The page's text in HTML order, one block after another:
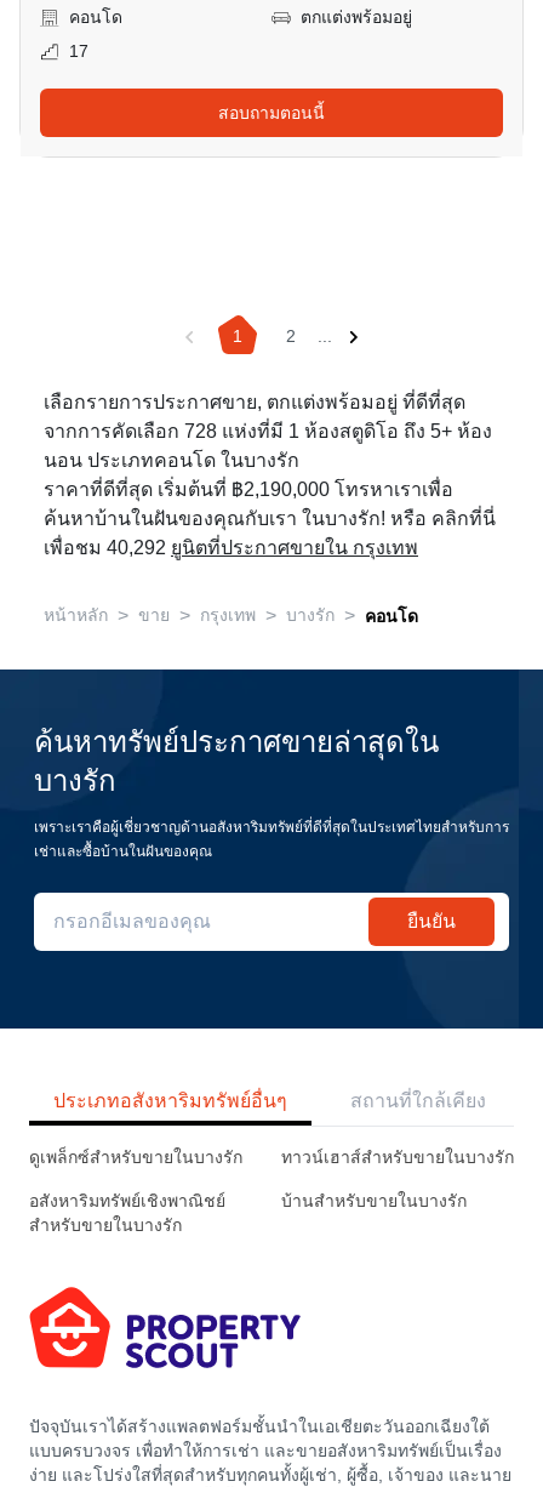
คอนโด
ตกแต่งพร้อมอยู่
17
สอบถามตอนนี้
1 2 ...
เลือกรายการประกาศขาย, ตกแต่งพร้อมอยู่ ที่ดีที่สุด
จากการคัดเลือก 728 แห่งที่มี 1 ห้องสตูดิโอ ถึง 5+ ห้อง
นอน ประเภทคอนโด ในบางรัก
ราคาที่ดีที่สุด เริ่มต้นที่ ฿2,190,000 โทรหาเราเพื่อ
ค้นหาบ้านในฝันของคุณกับเรา ในบางรัก! หรือ คลิกที่นี่
เพื่อชม 40,292 ยูนิตที่ประกาศขายใน กรุงเทพ
หน้าหลัก > ขาย > กรุงเทพ > บางรัก > คอนโด
ค้นหาทรัพย์ประกาศขายล่าสุดใน
บางรัก
เพราะเราคือผู้เชี่ยวชาญด้านอสังหาริมทรัพย์ที่ดีที่สุดในประเทศไทยสำหรับการ
เช่าและซื้อบ้านในฝันของคุณ
ยืนยัน
ประเภทอสังหาริมทรัพย์อื่นๆ สถานที่ใกล้เคียง
ดูเพล็กซ์สำหรับขายในบางรัก ทาวน์เฮาส์สำหรับขายในบางรัก
อสังหาริมทรัพย์เชิงพาณิชย์
สำหรับขายในบางรัก
บ้านสำหรับขายในบางรัก
ปัจจุบันเราได้สร้างแพลตฟอร์มชั้นนำในเอเชียตะวันออกเฉียงใต้
แบบครบวงจร เพื่อทำให้การเช่า และขายอสังหาริมทรัพย์เป็นเรื่อง
ง่าย และโปร่งใสที่สุดสำหรับทุกคนทั้งผู้เช่า, ผู้ซื้อ, เจ้าของ และนาย